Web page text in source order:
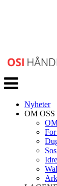
Veksle
navigasjon
Nyheter
OM OSS